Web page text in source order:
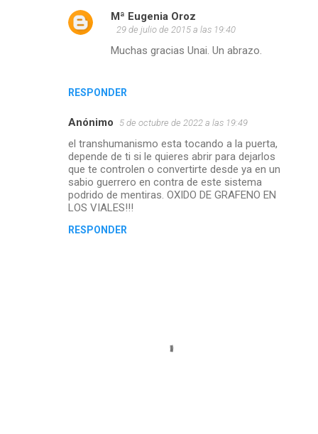
RESPONDER
Mª Eugenia Oroz
29 de julio de 2015 a las 19:40
Muchas gracias Unai. Un abrazo.
Anónimo 5 de octubre de 2022 a las 19:49
el transhumanismo esta tocando a la puerta,
depende de ti si le quieres abrir para dejarlos
que te controlen o convertirte desde ya en un
sabio guerrero en contra de este sistema
podrido de mentiras. OXIDO DE GRAFENO EN
LOS VIALES!!!
RESPONDER